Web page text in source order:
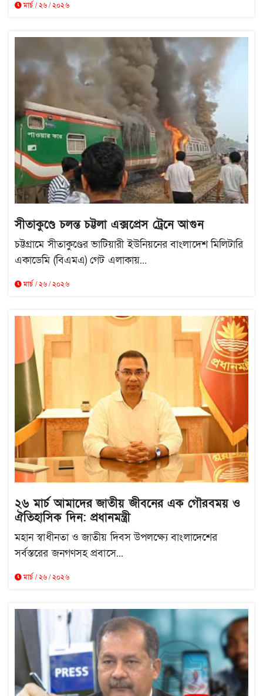
মার্চ / ২৬ / ২০২৬
সীতাকুণ্ডে চলন্ত চট্টলা এক্সপ্রেস ট্রেনে আগুন
চট্টগ্রামে সীতাকুণ্ডের ভাটিয়ারী ইউনিয়নের বাংলাদেশ মিলিটারি
একাডেমি (বিএমএ) গেট এলাকায়...
মার্চ / ২৬ / ২০২৬
২৬ মার্চ আমাদের জাতীয় জীবনের এক গৌরবময় ও
ঐতিহাসিক দিন: প্রধানমন্ত্রী
মহান স্বাধীনতা ও জাতীয় দিবস উপলক্ষ্যে বাংলাদেশের
সর্বস্তরের জনগণসহ প্রবাসে...
মার্চ / ২৬ / ২০২৬